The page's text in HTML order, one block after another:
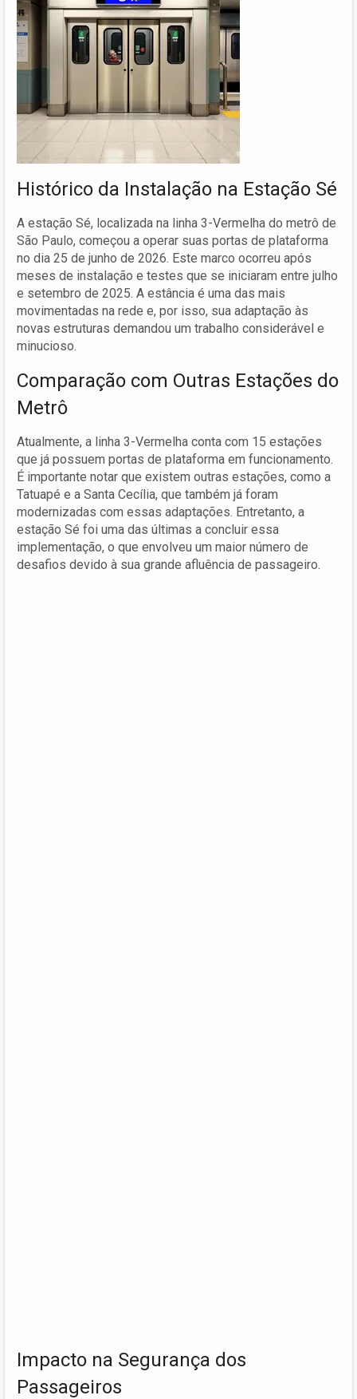
Histórico da Instalação na Estação Sé
A estação Sé, localizada na linha 3-Vermelha do metrô de
São Paulo, começou a operar suas portas de plataforma
no dia 25 de junho de 2026. Este marco ocorreu após
meses de instalação e testes que se iniciaram entre julho
e setembro de 2025. A estância é uma das mais
movimentadas na rede e, por isso, sua adaptação às
novas estruturas demandou um trabalho considerável e
minucioso.
Comparação com Outras Estações do
Metrô
Atualmente, a linha 3-Vermelha conta com 15 estações
que já possuem portas de plataforma em funcionamento.
É importante notar que existem outras estações, como a
Tatuapé e a Santa Cecília, que também já foram
modernizadas com essas adaptações. Entretanto, a
estação Sé foi uma das últimas a concluir essa
implementação, o que envolveu um maior número de
desafios devido à sua grande afluência de passageiro.
Impacto na Segurança dos
Passageiros